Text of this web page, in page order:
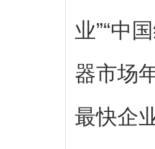
业”“中
器市场
最快企